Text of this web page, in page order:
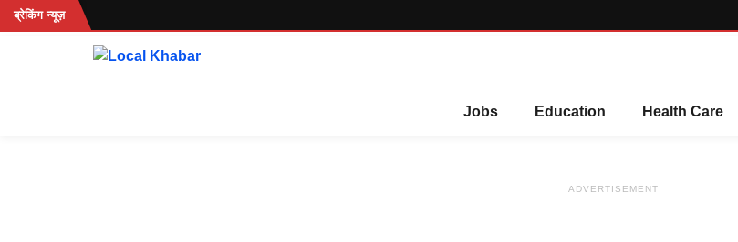
Skip
to
ब्रेकिंग न्यूज़
Jobs Education Health Care
ADVERTISEMENT